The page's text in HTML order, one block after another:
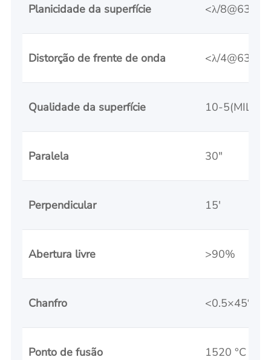
Planicidade da superfície <λ/
Distorção de frente de onda <λ/
Qualidade da superfície 10-5(MIL-
Paralela 30"
Perpendicular 15'
Abertura livre >90%
Chanfro <0.5×45°
Ponto de fusão 1520 °C